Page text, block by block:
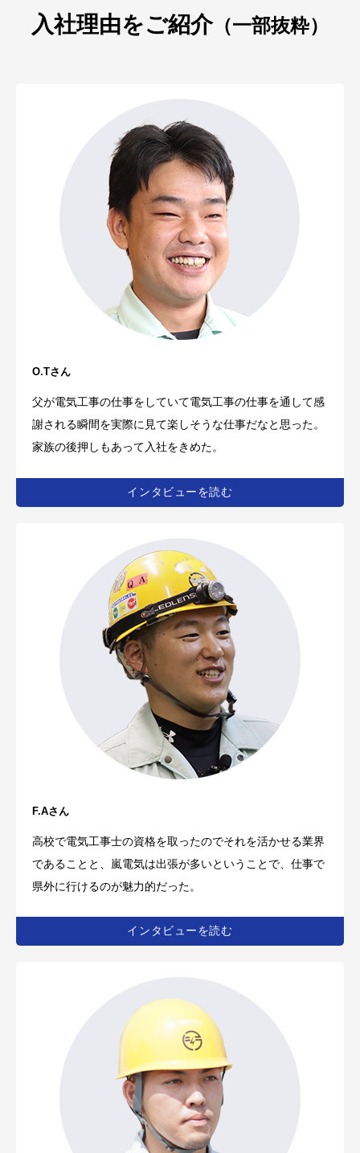
入社理由をご紹介（一部抜粋）
O.Tさん
父が電気工事の仕事をしていて電気工事の仕事を通して感
謝される瞬間を実際に見て楽しそうな仕事だなと思った。
家族の後押しもあって入社をきめた。
インタビューを読む
F.Aさん
高校で電気工事士の資格を取ったのでそれを活かせる業界
であることと、嵐電気は出張が多いということで、仕事で
県外に行けるのが魅力的だった。
インタビューを読む